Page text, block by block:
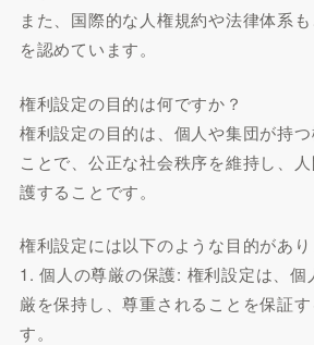
また、国際的な人権規約や法律体系
を認めています。
権利設定の目的は何ですか？
権利設定の目的は、個人や集団が持
ことで、公正な社会秩序を維持し、
護することです。
権利設定には以下のような目的があり
1. 個人の尊厳の保護: 権利設定は、
厳を保持し、尊重されることを保証
す。